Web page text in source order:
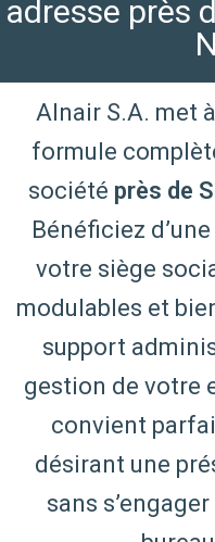
adresse près
Alnair S.A. met
formule
société près de
Bénéficiez
votre siège
modulables et
support
gestion de votre
convient
désirant une
sans